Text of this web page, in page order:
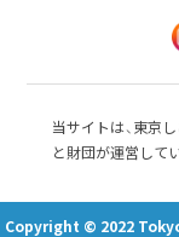
当サイトは、東京
と財団が運営して
Copyright © 2022